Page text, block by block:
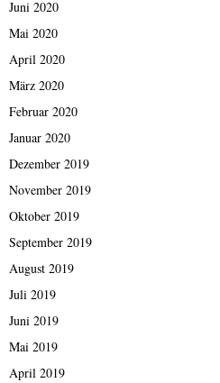
Juni 2020
Mai 2020
April 2020
März 2020
Februar 2020
Januar 2020
Dezember 2019
November 2019
Oktober 2019
September 2019
August 2019
Juli 2019
Juni 2019
Mai 2019
April 2019